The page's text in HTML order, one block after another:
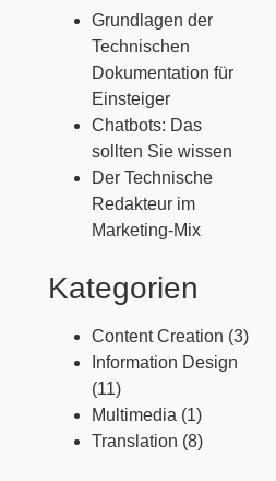
Grundlagen der
Technischen
Dokumentation für
Einsteiger
Chatbots: Das
sollten Sie wissen
Der Technische
Redakteur im
Marketing-Mix
Kategorien
Content Creation (3)
Information Design
(11)
Multimedia (1)
Translation (8)